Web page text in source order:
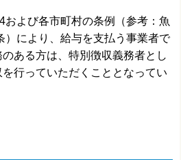
よび各市町村の条例（参考：魚
）により、給与を支払う事業者で
ある方は、特別徴収義務者とし
行っていただくこととなってい